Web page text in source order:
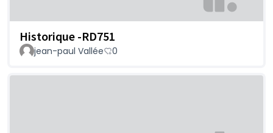
Historique -RD751
jean-paul Vallée 0